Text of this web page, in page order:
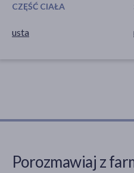
CZĘŚĆ CIAŁA
usta
Porozmawiaj z